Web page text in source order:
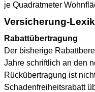
je Quadratmeter
Versicherung-
Rabattübertragung
Der bisherige
Jahre schriftlich an den
Rückübertragung ist
Schadenfreiheitsrabatt